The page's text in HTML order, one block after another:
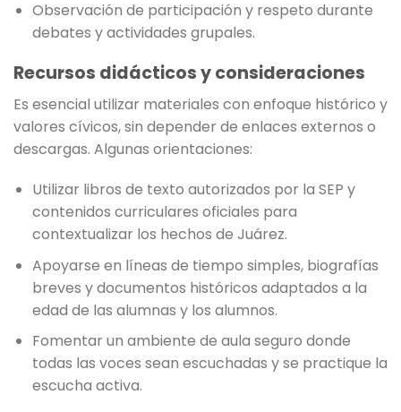
Observación de participación y respeto durante
debates y actividades grupales.
Recursos didácticos y consideraciones
Es esencial utilizar materiales con enfoque histórico y
valores cívicos, sin depender de enlaces externos o
descargas. Algunas orientaciones:
Utilizar libros de texto autorizados por la SEP y
contenidos curriculares oficiales para
contextualizar los hechos de Juárez.
Apoyarse en líneas de tiempo simples, biografías
breves y documentos históricos adaptados a la
edad de las alumnas y los alumnos.
Fomentar un ambiente de aula seguro donde
todas las voces sean escuchadas y se practique la
escucha activa.